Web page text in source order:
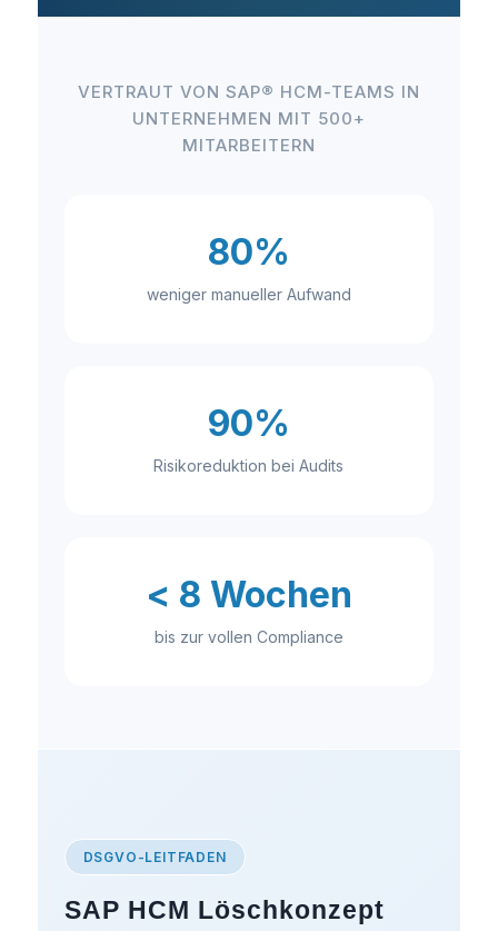
VERTRAUT VON SAP® HCM-TEAMS IN
UNTERNEHMEN MIT 500+
MITARBEITERN
80%
weniger manueller Aufwand
90%
Risikoreduktion bei Audits
< 8 Wochen
bis zur vollen Compliance
DSGVO-LEITFADEN
SAP HCM Löschkonzept